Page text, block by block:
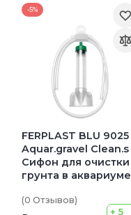
-5%
FERPLAST BLU 9025
Aquar.gravel Clean.s
Сифон для очистки
грунта в аквариуме
(0 Отзывов)
+ 5